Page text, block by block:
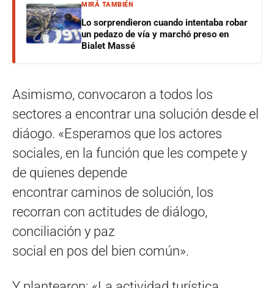
MIRÁ TAMBIÉN
Lo sorprendieron cuando intentaba robar
un pedazo de vía y marchó preso en
Bialet Massé
Asimismo, convocaron a todos los
sectores a encontrar una solución desde el
diáogo. «Esperamos que los actores
sociales, en la función que les compete y
de quienes depende
encontrar caminos de solución, los
recorran con actitudes de diálogo,
conciliación y paz
social en pos del bien común».